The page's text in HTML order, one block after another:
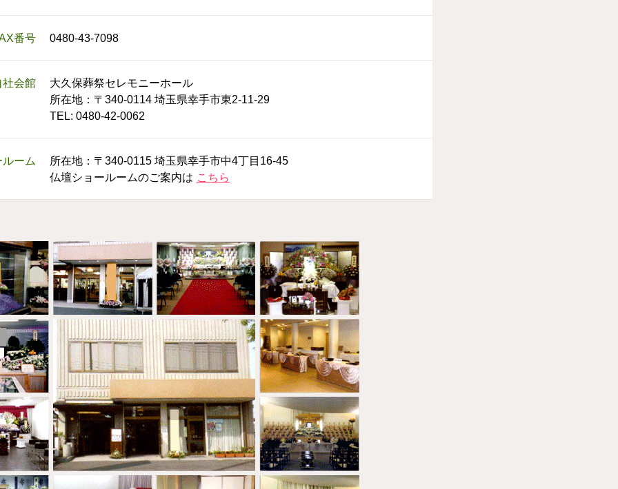
番号 0480-43-7098
社会館
大久保葬祭セレモニーホール
所在地：〒340-0114 埼玉県幸手市東2-11-29
TEL: 0480-42-0062
ーム
所在地：〒340-0115 埼玉県幸手市中4丁目16-45
仏壇ショールームのご案内は こちら